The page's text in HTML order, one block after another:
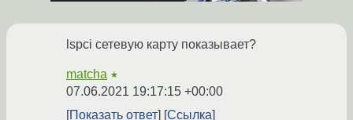
lspci сетевую карту показывает?
matcha ★
07.06.2021 19:17:15 +00:00
Показать ответ
Ссылка